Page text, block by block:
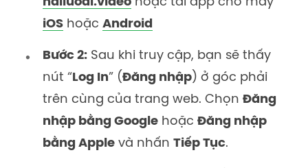
iOS hoặc Android
Bước 2: Sau khi truy cập, bạn sẽ thấy
nút “Log In” (Đăng nhập) ở góc phải
trên cùng của trang web. Chọn Đăng
nhập bằng Google hoặc Đăng nhập
bằng Apple và nhấn Tiếp Tục.